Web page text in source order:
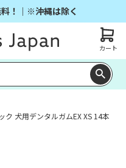
！｜※沖縄は除く
カート
ク 犬用デンタルガムEX XS 14本